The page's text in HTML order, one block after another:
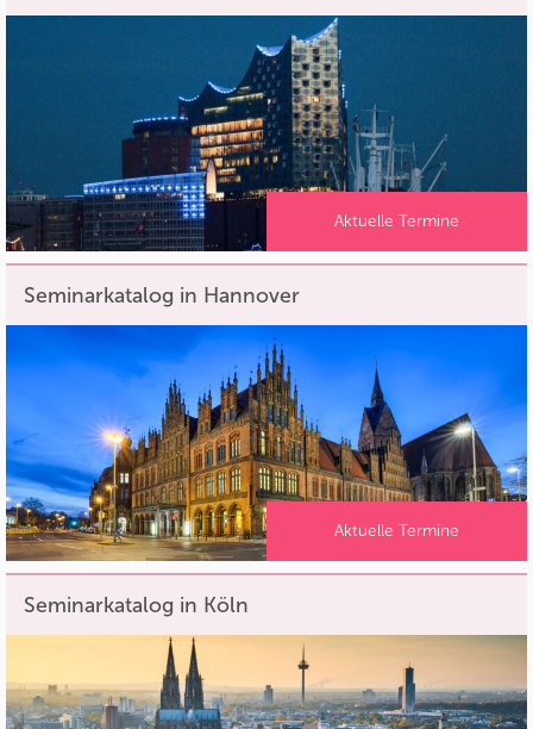
Aktuelle Termine
Seminarkatalog in Hannover
Aktuelle Termine
Seminarkatalog in Köln